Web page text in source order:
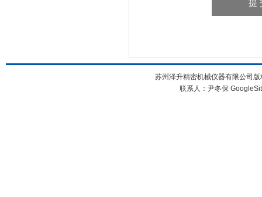
苏州泽升精密机械仪器有限公司
联系人：尹冬保